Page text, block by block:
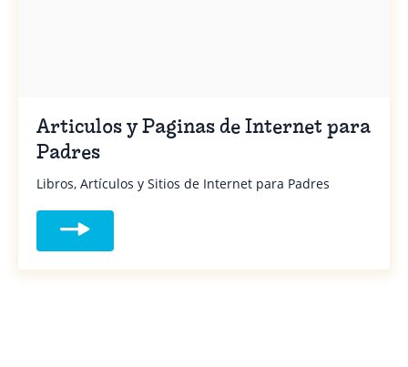
Articulos y Paginas de Internet para
Padres
Libros, Artículos y Sitios de Internet para Padres
Read more about Articulos y Paginas de